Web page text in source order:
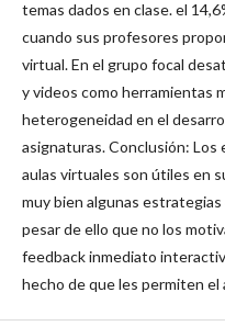
temas dados en clase. el
cuando sus profesores
virtual. En el grupo focal
y videos como herramientas
heterogeneidad en el
asignaturas. Conclusión:
aulas virtuales son útiles en
muy bien algunas
pesar de ello que no los
feedback inmediato
hecho de que les permiten el